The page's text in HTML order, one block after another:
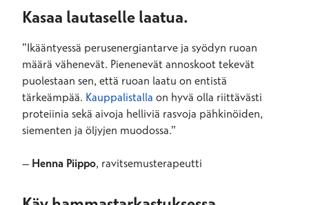
Kasaa lautaselle laatua.
”Ikääntyessä perusenergiantarve ja syödyn ruoan
määrä vähenevät. Pienenevät annoskoot tekevät
puolestaan sen, että ruoan laatu on entistä
tärkeämpää. Kauppalistalla on hyvä olla riittävästi
proteiinia sekä aivoja helliviä rasvoja pähkinöiden,
siementen ja öljyjen muodossa.”
– Henna Piippo, ravitsemusterapeutti